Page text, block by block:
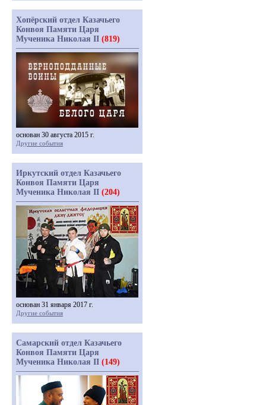
Хопёрский отдел Казачьего
Конвоя Памяти Царя
Мученика Николая II (819)
основан 30 августа 2015 г.
Другие события
Иркутский отдел Казачьего
Конвоя Памяти Царя
Мученика Николая II (204)
основан 31 января 2017 г.
Другие события
Самарский отдел Казачьего
Конвоя Памяти Царя
Мученика Николая II (149)